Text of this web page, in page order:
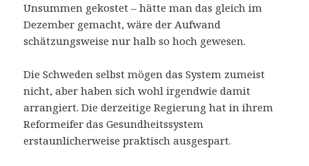
Unsummen gekostet – hätte man das gleich im
Dezember gemacht, wäre der Aufwand
schätzungsweise nur halb so hoch gewesen.
Die Schweden selbst mögen das System zumeist
nicht, aber haben sich wohl irgendwie damit
arrangiert. Die derzeitige Regierung hat in ihrem
Reformeifer das Gesundheitssystem
erstaunlicherweise praktisch ausgespart.